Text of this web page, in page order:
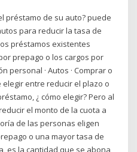
préstamo de su auto? puede
para reducir la tasa de
préstamos existentes
prepago o los cargos por
personal · Autos · Comprar o
entre reducir el plazo o
¿ cómo elegir? Pero al
el monto de la cuota a
de las personas eligen
o una mayor tasa de
es la cantidad que se abona